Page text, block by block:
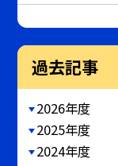
過去記事
2026年度
2025年度
2024年度